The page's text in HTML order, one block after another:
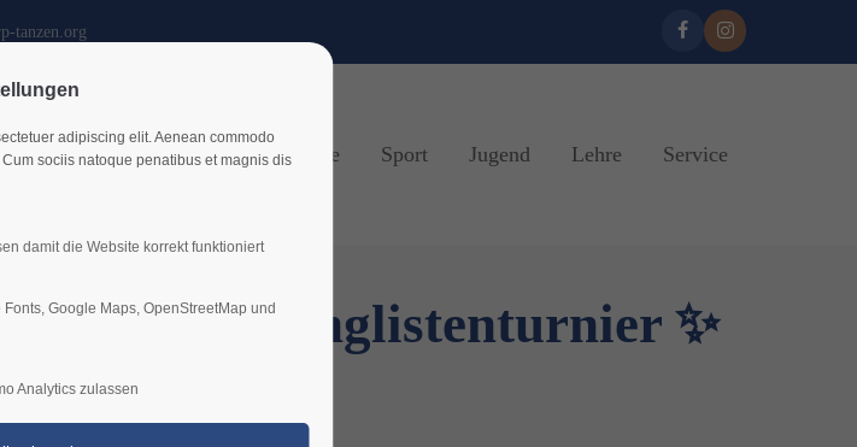
tanzen.org
Start Verband Vereine Sport Jugend Lehre Service
beim Ranglistenturnier ✨
adipiscing elit. Aenean commodo
sociis natoque penatibus et magnis dis
damit die Website korrekt funktioniert
Google Maps, OpenStreetMap und
Analytics zulassen